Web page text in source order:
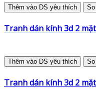
Thêm vào DS yêu thích
Tranh dán kính 3d 2
Thêm vào DS yêu thích
Tranh dán kính 3d 2